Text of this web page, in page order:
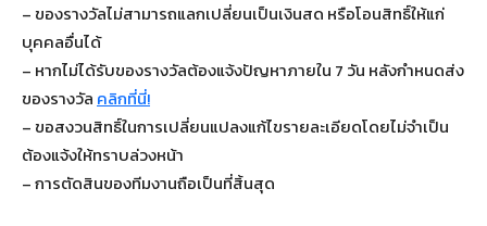
– ของรางวัลไม่สามารถแลกเปลี่ยนเป็นเงินสด หรือโอนสิทธิ์ให้แก่
บุคคลอื่นได้
– หากไม่ได้รับของรางวัลต้องแจ้งปัญหาภายใน 7 วัน หลังกำหนดส่ง
ของรางวัล คลิกที่นี่!
– ขอสงวนสิทธิ์ในการเปลี่ยนแปลงแก้ไขรายละเอียดโดยไม่จำเป็น
ต้องแจ้งให้ทราบล่วงหน้า
– การตัดสินของทีมงานถือเป็นที่สิ้นสุด